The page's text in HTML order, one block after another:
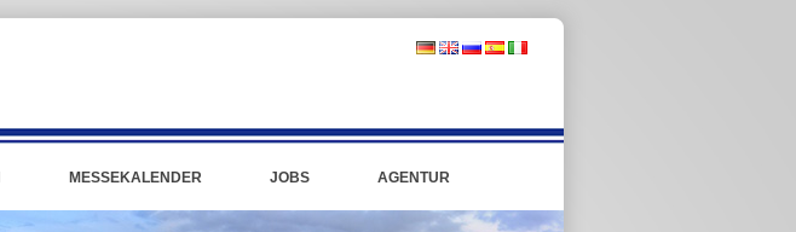
MESSEKALENDER JOBS AGENTUR